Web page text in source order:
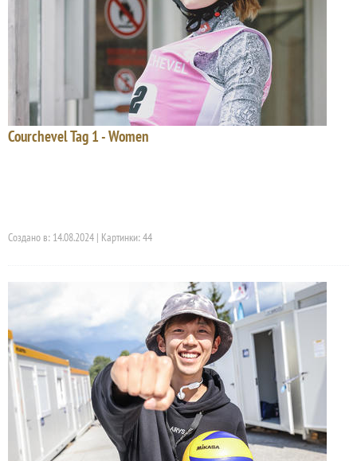
Courchevel Tag 1 - Women
Создано в: 14.08.2024 | Картинки: 44